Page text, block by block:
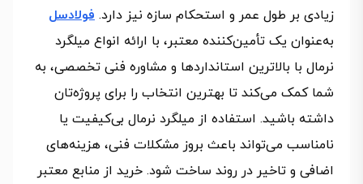
زیادی بر طول عمر و استحکام سازه نیز دارد. فولادسل
به‌عنوان یک تأمین‌کننده معتبر، با ارائه انواع میلگرد
نرمال با بالاترین استانداردها و مشاوره فنی تخصصی، به
شما کمک می‌کند تا بهترین انتخاب را برای پروژه‌تان
داشته باشید. استفاده از میلگرد نرمال بی‌کیفیت یا
نامناسب می‌تواند باعث بروز مشکلات فنی، هزینه‌های
اضافی و تاخیر در روند ساخت شود. خرید از منابع معتبر